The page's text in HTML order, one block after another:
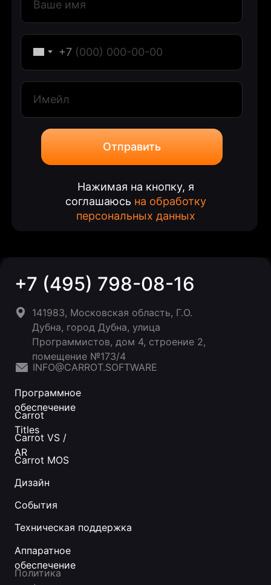
+7
Отправить
Нажимая на кнопку, я
соглашаюсь на обработку
персональных данных
Программное
обеспечение
Аппаратное
обеспечение
Техническая поддержка
События
+7 (495) 798-08-16
141983, Московская область, Г.О.
Дубна, город Дубна, улица
Программистов, дом 4, строение 2,
помещение №173/4
INFO@CARROT.SOFTWARE
Политика
Дизайн
Carrot
Titles
Carrot MOS
Carrot VS /
AR